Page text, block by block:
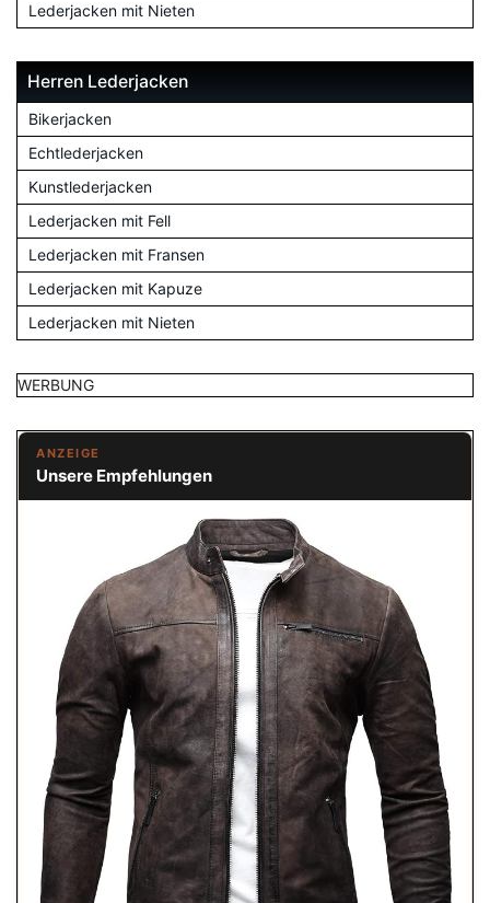
Lederjacken mit Nieten
Herren Lederjacken
Bikerjacken
Echtlederjacken
Kunstlederjacken
Lederjacken mit Fell
Lederjacken mit Fransen
Lederjacken mit Kapuze
Lederjacken mit Nieten
WERBUNG
ANZEIGE
Unsere Empfehlungen